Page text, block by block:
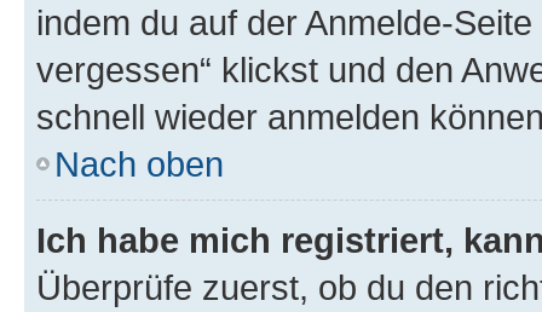
indem du auf der Anmelde-
vergessen“ klickst und den
schnell wieder anmelden
Nach oben
Ich habe mich registriert,
Überprüfe zuerst, ob du den